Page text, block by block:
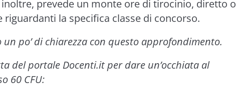
inoltre, prevede un monte ore di tirocinio, diretto o
la specifica classe di concorso.
po’ di chiarezza con questo approfondimento.
del portale Docenti.it per dare un’occhiata al
60 CFU: